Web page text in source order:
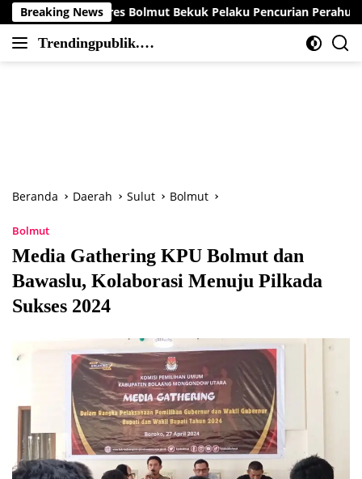
Langsung
ke
konten
Breaking News
Bolmut Bekuk Pelaku Pencurian Perahu di Daerah Buol
Trendingpublik.co
Berita
Beranda Daerah Sulut Bolmut
Bolmut
Media Gathering KPU Bolmut dan
Bawaslu, Kolaborasi Menuju Pilkada
Sukses 2024